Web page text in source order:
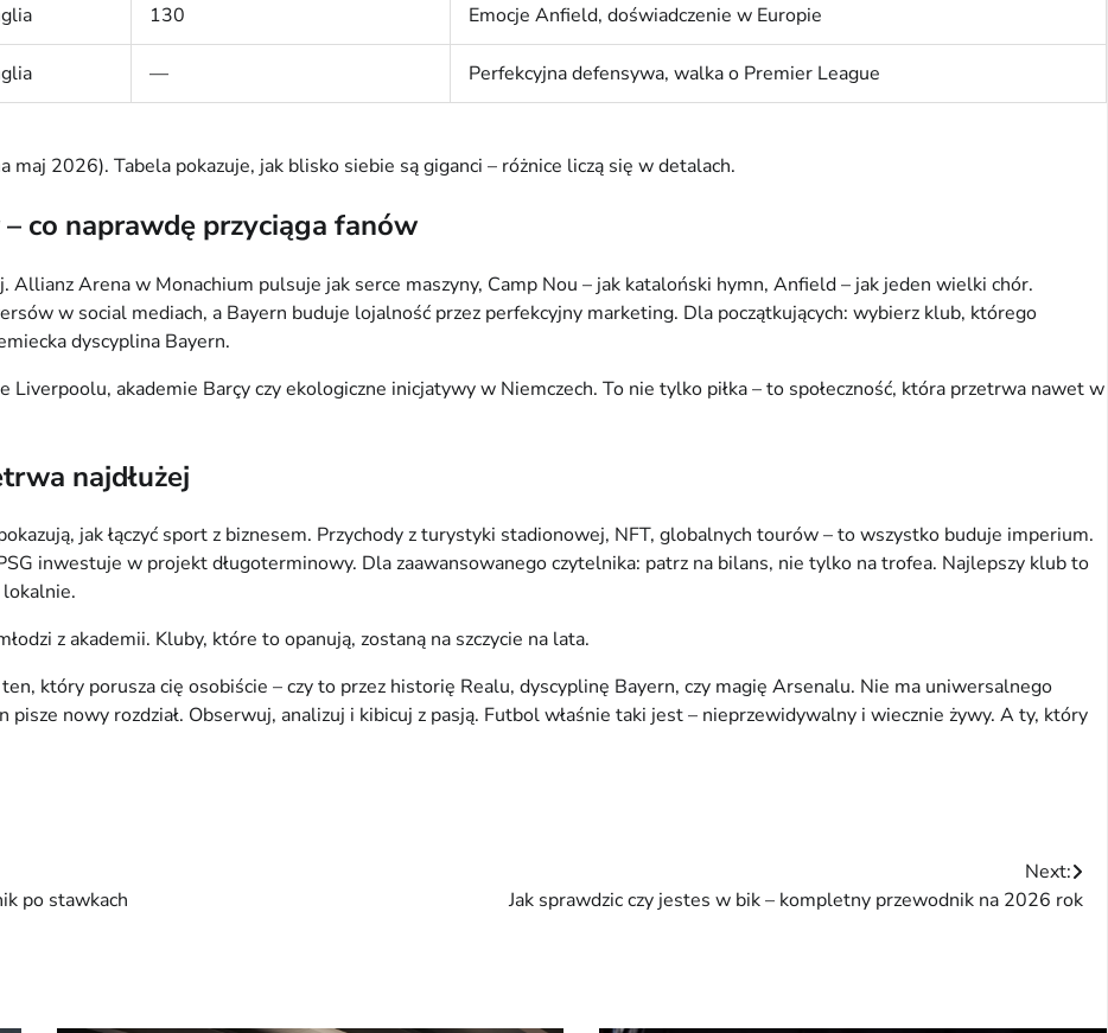
130 Emocje Anfield, doświadczenie w Europie
— Perfekcyjna defensywa, walka o Premier League
maj 2026). Tabela pokazuje, jak blisko siebie są giganci – różnice liczą się w detalach.
co naprawdę przyciąga fanów
Arena w Monachium pulsuje jak serce maszyny, Camp Nou – jak kataloński hymn, Anfield – jak jeden wielki chór.
w social mediach, a Bayern buduje lojalność przez perfekcyjny marketing. Dla początkujących: wybierz klub, którego
dyscyplina Bayern.
Liverpoolu, akademie Barçy czy ekologiczne inicjatywy w Niemczech. To nie tylko piłka – to społeczność, która przetrwa nawet w
najdłużej
jak łączyć sport z biznesem. Przychody z turystyki stadionowej, NFT, globalnych tourów – to wszystko buduje imperium.
inwestuje w projekt długoterminowy. Dla zaawansowanego czytelnika: patrz na bilans, nie tylko na trofea. Najlepszy klub to
z akademii. Kluby, które to opanują, zostaną na szczycie na lata.
który porusza cię osobiście – czy to przez historię Realu, dyscyplinę Bayern, czy magię Arsenalu. Nie ma uniwersalnego
pisze nowy rozdział. Obserwuj, analizuj i kibicuj z pasją. Futbol właśnie taki jest – nieprzewidywalny i wiecznie żywy. A ty, który
po stawkach
Next:
Jak sprawdzic czy jestes w bik – kompletny przewodnik na 2026 rok